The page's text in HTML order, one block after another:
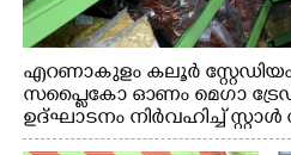
എറണാകുളം കലൂർ
സപ്ളൈകോ ഓണം മെഗാ
ഉദ്ഘാടനം നിർവഹിച്ച് സ്റ്റാൾ
വി.ഡി. സതീശൻ. മന്ത്രി